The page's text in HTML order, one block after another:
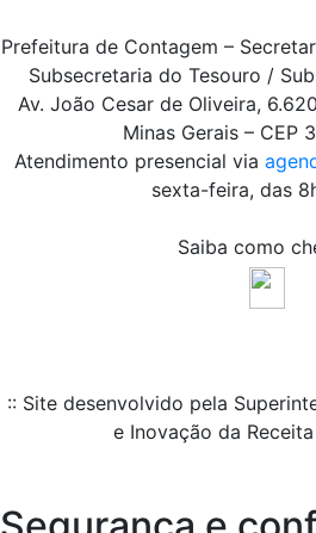
Prefeitura de Contagem –
Subsecretaria do Tesouro /
Av. João Cesar de Oliveira,
Minas Gerais – CEP
Atendimento presencial via
sexta-feira, das
Saiba como
:: Site desenvolvido pela
e Inovação da